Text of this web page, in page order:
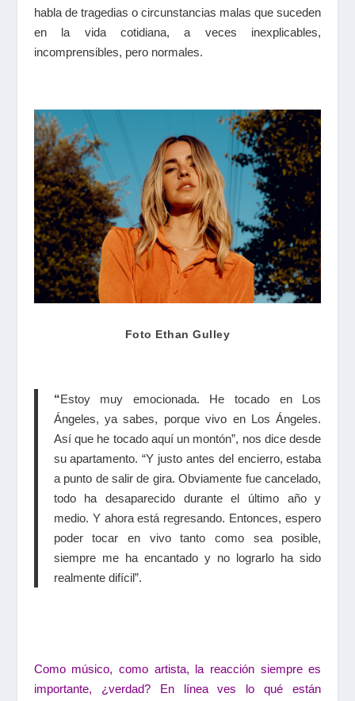
habla de tragedias o circunstancias malas que suceden
en la vida cotidiana, a veces inexplicables,
incomprensibles, pero normales.
Foto Ethan Gulley
“Estoy muy emocionada. He tocado en Los
Ángeles, ya sabes, porque vivo en Los Ángeles.
Así que he tocado aquí un montón”, nos dice desde
su apartamento. “Y justo antes del encierro, estaba
a punto de salir de gira. Obviamente fue cancelado,
todo ha desaparecido durante el último año y
medio. Y ahora está regresando. Entonces, espero
poder tocar en vivo tanto como sea posible,
siempre me ha encantado y no lograrlo ha sido
realmente difícil”.
Como músico, como artista, la reacción siempre es
importante, ¿verdad? En línea ves lo qué están